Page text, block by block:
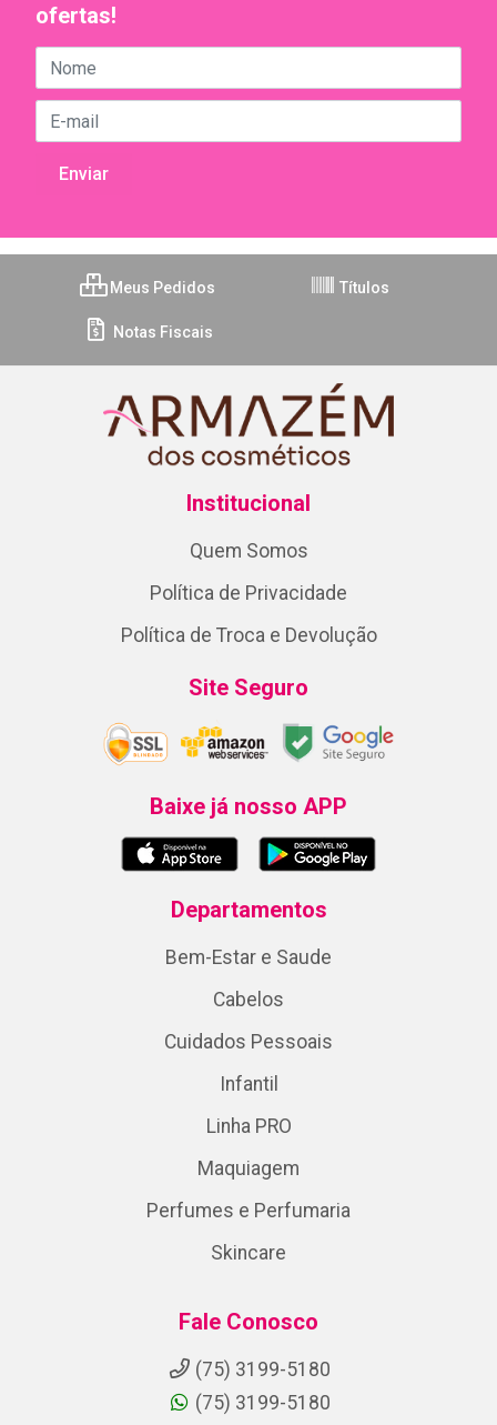
ofertas!
Meus Pedidos Títulos
Notas Fiscais
Institucional
Quem Somos
Política de Privacidade
Política de Troca e Devolução
Site Seguro
Baixe já nosso APP
Departamentos
Bem-Estar e Saude
Cabelos
Cuidados Pessoais
Infantil
Linha PRO
Maquiagem
Perfumes e Perfumaria
Skincare
Fale Conosco
(75) 3199-5180
(75) 3199-5180